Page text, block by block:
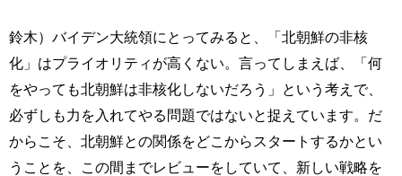
鈴木）バイデン大統領にとってみると、「北朝鮮の非核
化」はプライオリティが高くない。言ってしまえば、「何
をやっても北朝鮮は非核化しないだろう」という考えで、
必ずしも力を入れてやる問題ではないと捉えています。だ
からこそ、北朝鮮との関係をどこからスタートするかとい
うことを、この間までレビューをしていて、新しい戦略を